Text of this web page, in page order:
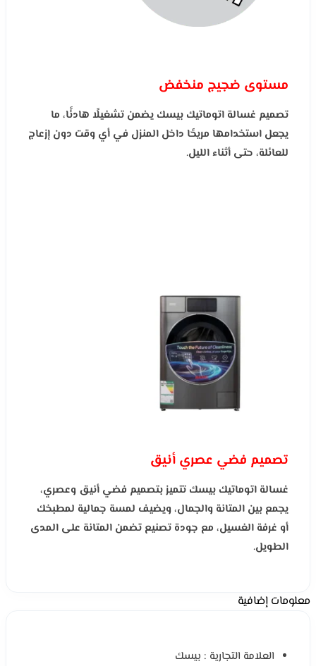
مستوى ضجيج منخفض
تصميم غسالة اتوماتيك بيسك يضمن تشغيلًا هادئًا، ما
يجعل استخدامها مريحًا داخل المنزل في أي وقت دون إزعاج
للعائلة، حتى أثناء الليل.
تصميم فضي عصري أنيق
غسالة اتوماتيك بيسك تتميز بتصميم فضي أنيق وعصري،
يجمع بين المتانة والجمال، ويضيف لمسة جمالية لمطبخك
أو غرفة الغسيل، مع جودة تصنيع تضمن المتانة على المدى
الطويل.
معلومات إضافية
العلامة التجارية : بيسك